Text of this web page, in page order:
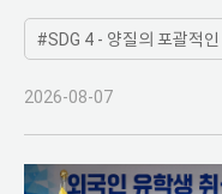
SDG 4 - 양질의 포괄적인 교육제공과 평생학습기회 제공
2026-08-07